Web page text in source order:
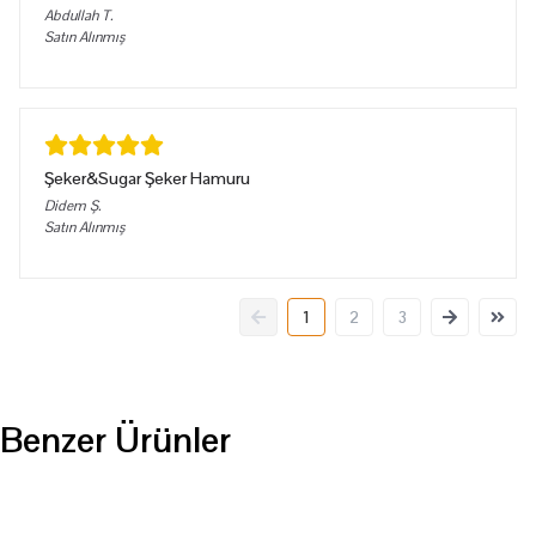
Abdullah T.
Satın Alınmış
Şeker&Sugar Şeker Hamuru
Didem Ş.
Satın Alınmış
1 2 3
Benzer Ürünler